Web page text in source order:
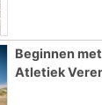
Beginnen
Atletiek